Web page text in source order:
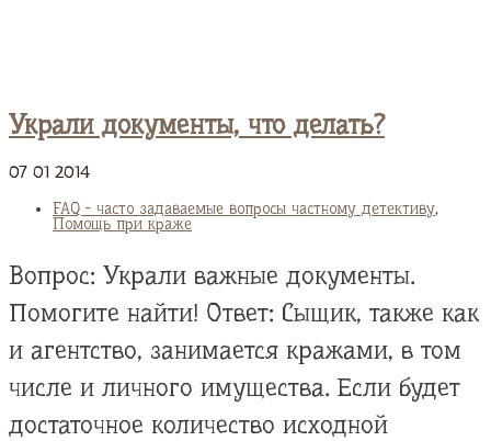
Украли документы, что делать?
07 01 2014
FAQ - часто задаваемые вопросы частному детективу,
Помощь при краже
Вопрос: Украли важные документы.
Помогите найти! Ответ: Сыщик, также как
и агентство, занимается кражами, в том
числе и личного имущества. Если будет
достаточное количество исходной